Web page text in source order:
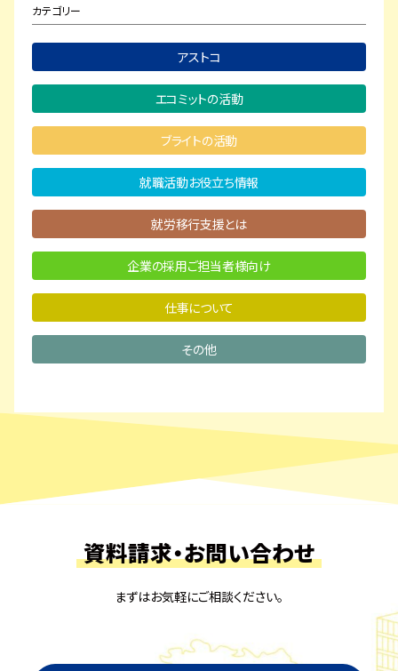
カテゴリー
アストコ
エコミットの活動
ブライトの活動
就職活動お役立ち情報
就労移行支援とは
企業の採用ご担当者様向け
仕事について
その他
資料請求・お問い合わせ
まずはお気軽にご相談ください。